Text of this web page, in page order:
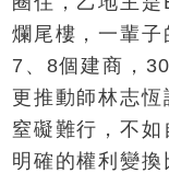
爛尾樓，一輩子
7、8個建商，
更推動師林志
窒礙難行，不
明確的權利變換